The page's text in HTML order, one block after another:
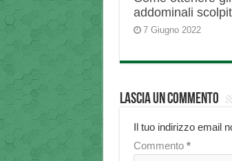
addominali
7 Giugno 2022
Lascia un commento
Il tuo indirizzo email
Commento *